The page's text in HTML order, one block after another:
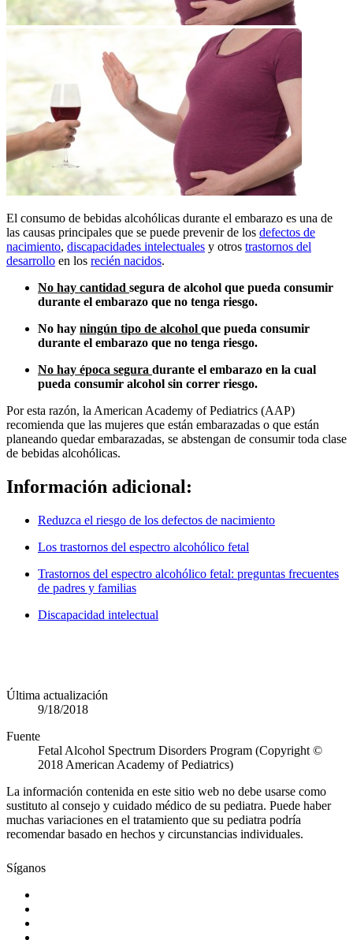
​El consumo de bebidas alcohólicas durante el embarazo es una de
las causas principales que se puede prevenir de los defectos de
nacimiento, discapacidades intelectuales y otros trastornos del
desarrollo en los recién nacidos.
No hay cantidad segura de alcohol que pueda consumir
durante el embarazo que no tenga riesgo.
No hay ningún tipo de alcohol que pueda consumir
durante el embarazo que no tenga riesgo.
No hay época segura durante el embarazo en la cual
pueda consumir alcohol sin correr riesgo.
Por esta razón, la American Academy of Pediatrics (AAP)
recomienda que las mujeres que están embarazadas o que están
planeando quedar embarazadas, se abstengan de consumir toda clase
de bebidas alcohólicas.
Información adicional:
Reduzca el riesgo de los defectos de nacimiento
Los trastornos del espectro alcohólico fetal
Trastornos del espectro alcohólico fetal: preguntas frecuentes
de padres y familias
Discapacidad intelectual
Última actualización
9/18/2018
Fuente
Fetal Alcohol Spectrum Disorders Program (Copyright ©
2018 American Academy of Pediatrics)
La información contenida en este sitio web no debe usarse como
sustituto al consejo y cuidado médico de su pediatra. Puede haber
muchas variaciones en el tratamiento que su pediatra podría
recomendar basado en hechos y circunstancias individuales.
Síganos